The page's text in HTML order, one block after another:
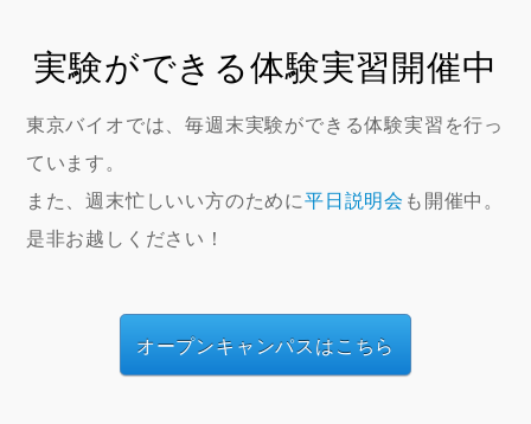
実験ができる体験実習開催中
東京バイオでは、毎週末実験ができる体験実習を行っ
ています。
また、週末忙しいい方のために平日説明会 も開催中。
是非お越しください！
オープンキャンパスはこちら